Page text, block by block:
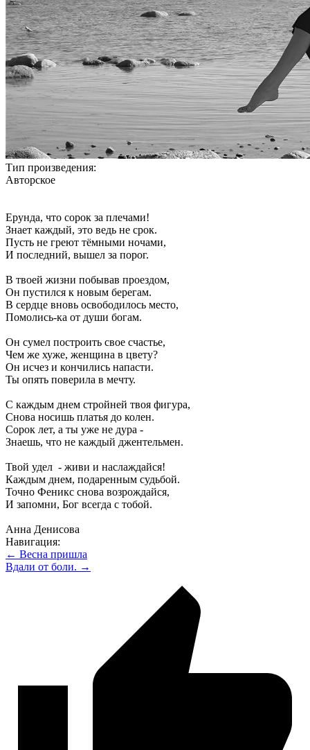
Тип произведения:
Авторское
Ерунда, что сорок за плечами!
Знает каждый, это ведь не срок.
Пусть не греют тёмными ночами,
И последний, вышел за порог.
В твоей жизни побывав проездом,
Он пустился к новым берегам.
В сердце вновь освободилось место,
Помолись-ка от души богам.
Он сумел построить свое счастье,
Чем же хуже, женщина в цвету?
Он исчез и кончились напасти.
Ты опять поверила в мечту.
С каждым днем стройней твоя фигура,
Снова носишь платья до колен.
Сорок лет, а ты уже не дура -
Знаешь, что не каждый джентельмен.
Твой удел - живи и наслаждайся!
Каждым днем, подаренным судьбой.
Точно Феникс снова возрождайся,
И запомни, Бог всегда с тобой.
Анна Денисова
Навигация:
← Весна пришла
Вдали от боли. →